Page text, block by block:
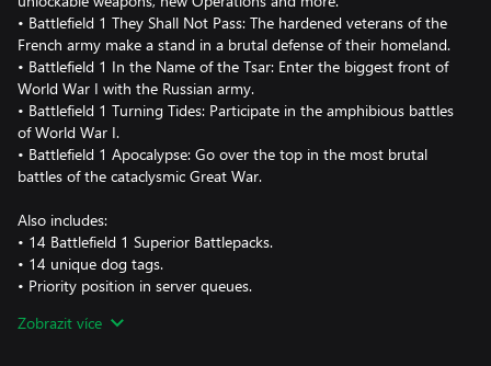
• Battlefield 1 They Shall Not Pass: The hardened veterans of the
French army make a stand in a brutal defense of their homeland.
• Battlefield 1 In the Name of the Tsar: Enter the biggest front of
World War I with the Russian army.
• Battlefield 1 Turning Tides: Participate in the amphibious battles
of World War I.
• Battlefield 1 Apocalypse: Go over the top in the most brutal
battles of the cataclysmic Great War.
Also includes:
• 14 Battlefield 1 Superior Battlepacks.
• 14 unique dog tags.
• Priority position in server queues.
* Battlefield 1 on applicable platform (sold separately), all game
Zobrazit více